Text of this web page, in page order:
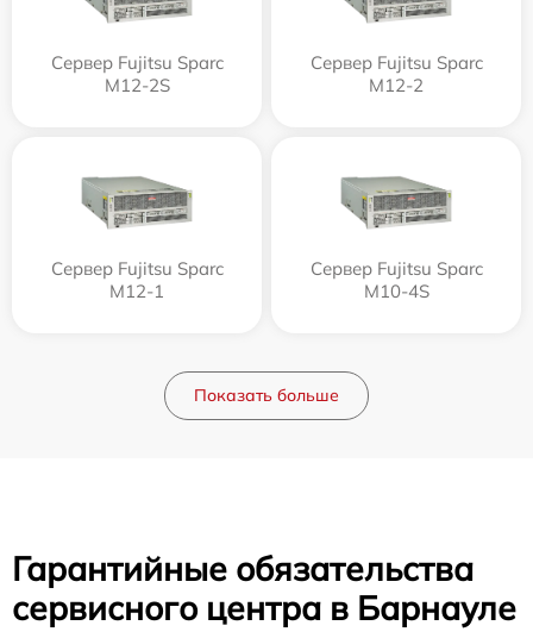
Сервер Fujitsu Sparc
M12-2S
Сервер Fujitsu Sparc
M12-2
Сервер Fujitsu Sparc
M12-1
Сервер Fujitsu Sparc
M10-4S
Показать больше
Гарантийные обязательства
сервисного центра в Барнауле